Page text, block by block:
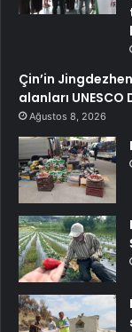
Çin’in
alanları
Ağustos 8, 2026